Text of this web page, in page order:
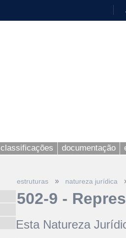
classificações documentação
estruturas » natureza jurídica
502-9 -
Esta Natureza